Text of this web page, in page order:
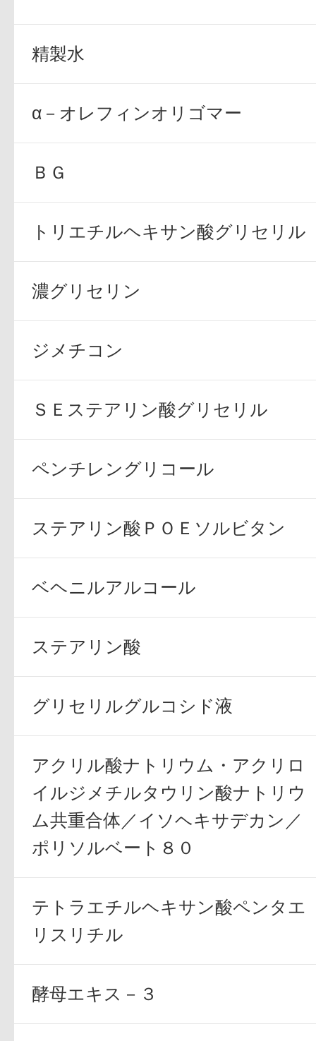
ドレスリフト
プリマモイスト
ボディケア
スキンケア
メイクアップ
健康食品／サプ
精製水
α－オレフィンオリゴマー
ＢＧ
トリエチルヘキサン酸グリセリル
濃グリセリン
ジメチコン
ＳＥステアリン酸グリセリル
ペンチレングリコール
ステアリン酸ＰＯＥソルビタン
ベヘニルアルコール
ステアリン酸
グリセリルグルコシド液
アクリル酸ナトリウム・アクリロ
イルジメチルタウリン酸ナトリウ
ム共重合体／イソヘキサデカン／
ポリソルベート８０
テトラエチルヘキサン酸ペンタエ
リスリチル
酵母エキス－３